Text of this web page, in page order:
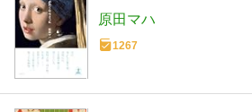
すべてが円くなるよ
原田マハ